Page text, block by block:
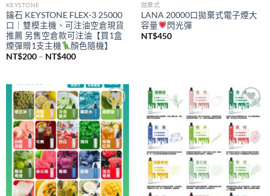
KEYSTONE
鑰石 KEYSTONE FLEX-3 25000
口｜雙模主機、可注油空倉現貨
推薦 另售空倉款可注油【買1盒
煙彈贈1支主機
顏色隨機】
NT$200 – NT$400價
NT$200
到
NT$400
拋棄式
LANA 20000口拋棄式電子煙大
容量
閃光彈
NT$450
Add to
wishlist
Add to